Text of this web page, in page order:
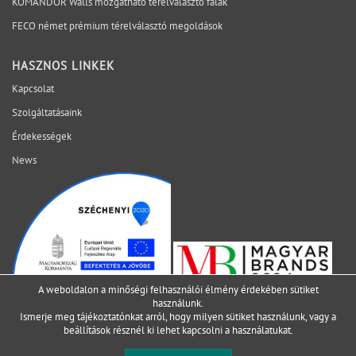
helyszínen váljon láthatóvá. Mely kérdéseket érdemes
lezárni még az ajánlatkérés előtt? Egyeztessen műszaki
FECO német prémium térelválasztó megoldások
HASZNOS LINKEK
Kapcsolat
Szolgáltatásaink
Érdekességek
News
A weboldalon a minőségi felhasználói élmény érdekében sütiket
használunk.
Ismerje meg tájékoztatónkat arról, hogy milyen sütiket használunk, vagy a
beállításokrésznél ki lehet kapcsolni a használatukat.